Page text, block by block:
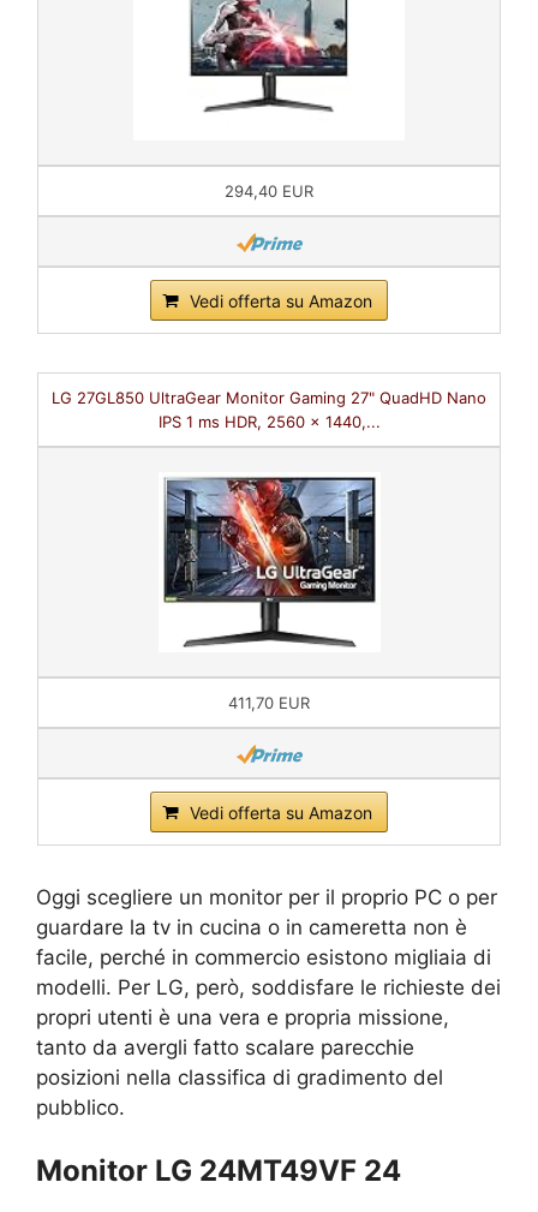
294,40 EUR
Vedi offerta su Amazon
LG 27GL850 UltraGear Monitor Gaming 27" QuadHD Nano
IPS 1 ms HDR, 2560 x 1440,...
411,70 EUR
Vedi offerta su Amazon
Oggi scegliere un monitor per il proprio PC o per
guardare la tv in cucina o in cameretta non è
facile, perché in commercio esistono migliaia di
modelli. Per LG, però, soddisfare le richieste dei
propri utenti è una vera e propria missione,
tanto da avergli fatto scalare parecchie
posizioni nella classifica di gradimento del
pubblico.
Monitor LG 24MT49VF 24